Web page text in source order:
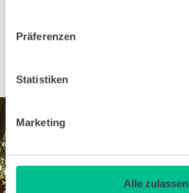
Präferenzen
Statistiken
Marketing
Alle zulassen